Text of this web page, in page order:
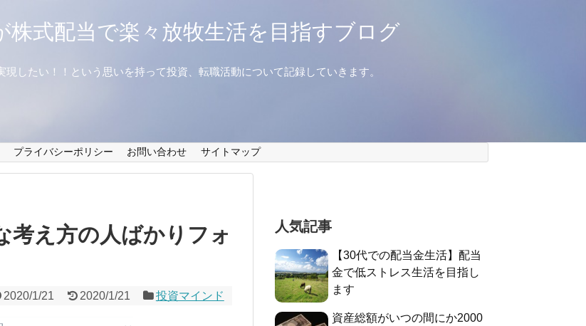
株式配当で楽々放牧生活を目指すブログ
したい！！という思いを持って投資、転職活動について記録していきます。
プライバシーポリシー お問い合わせ サイトマップ
考え方の人ばかりフォ
2020/1/21 2020/1/21 投資マインド
人気記事
【30代での配当金生活】配当
金で低ストレス生活を目指し
ます
資産総額がいつの間にか2000